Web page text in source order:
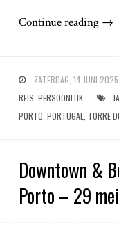
Continue reading →
ZATERDAG, 14 JUNI 2025
REIS PERSOONLIJK
PORTO PORTUGAL TORRE
Downtown &
Porto – 29